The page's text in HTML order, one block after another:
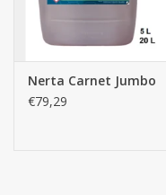
Nerta Carnet Jumbo
€79,29